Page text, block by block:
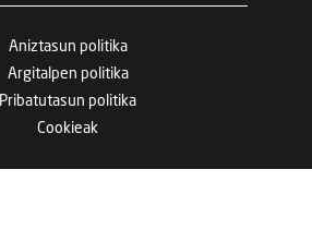
Aniztasun politika
Argitalpen politika
Pribatutasun politika
Cookieak